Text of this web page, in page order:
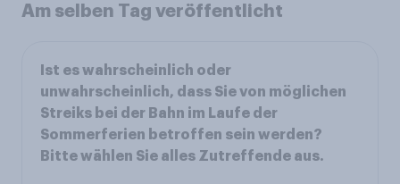
Am selben Tag veröffentlicht
Ist es wahrscheinlich oder
unwahrscheinlich, dass Sie von möglichen
Streiks bei der Bahn im Laufe der
Sommerferien betroffen sein werden?
Bitte wählen Sie alles Zutreffende aus.